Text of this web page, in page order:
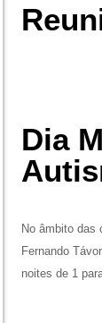
Dia
No âmbito das
Fernando
noites de 1